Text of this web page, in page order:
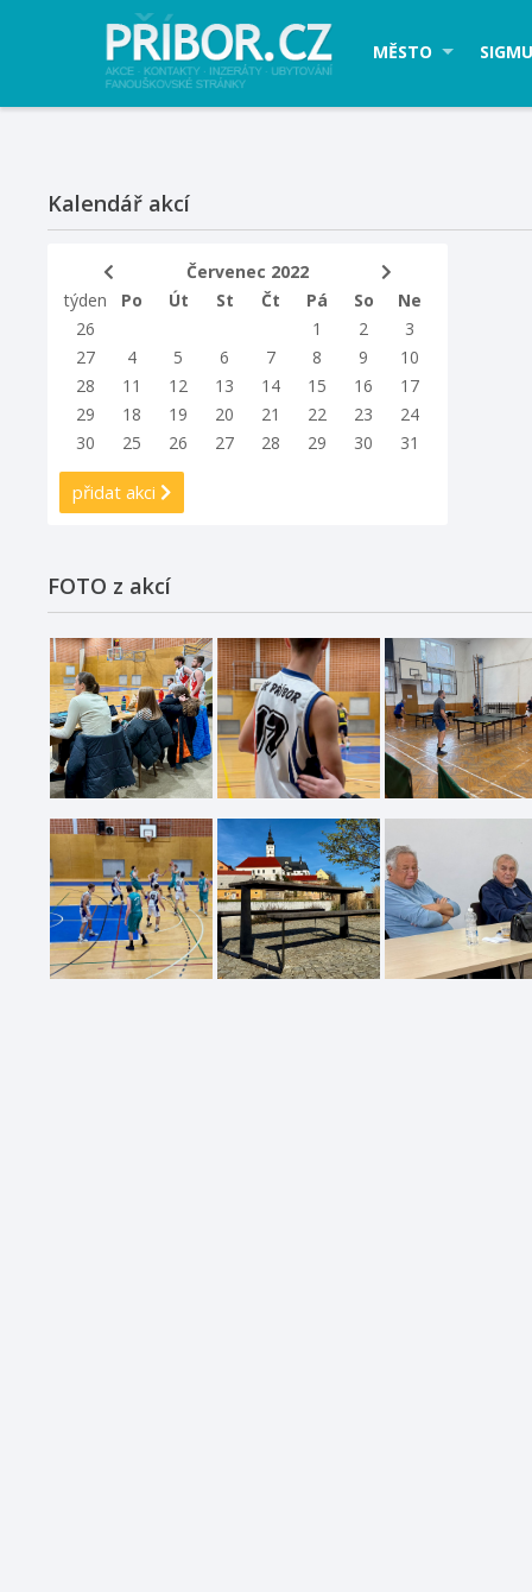
MĚSTO
Kalendář akcí
Červenec 2022
týden
Po Út St Čt Pá So
Ne
26
1 2
3
27
4 5 6 7 8 9
10
28
11 12 13 14 15 16
17
29
18 19 20 21 22 23
24
30
25 26 27 28 29 30 31
přidat akci
FOTO z akcí